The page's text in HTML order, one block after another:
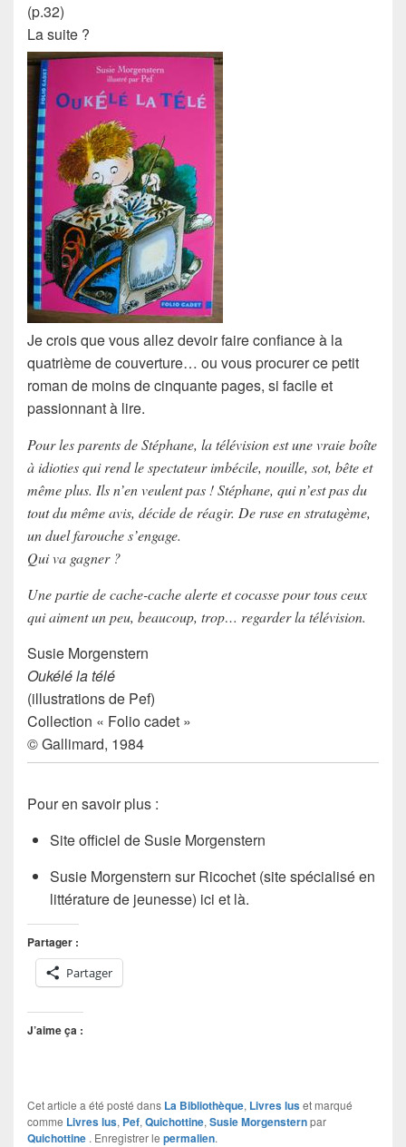
(p.32)
La suite ?
Je crois que vous allez devoir faire confiance à la
quatrième de couverture… ou vous procurer ce petit
roman de moins de cinquante pages, si facile et
passionnant à lire.
Pour les parents de Stéphane, la télévision est une vraie boîte
à idioties qui rend le spectateur imbécile, nouille, sot, bête et
même plus. Ils n’en veulent pas ! Stéphane, qui n’est pas du
tout du même avis, décide de réagir. De ruse en stratagème,
un duel farouche s’engage.
Qui va gagner ?
Une partie de cache-cache alerte et cocasse pour tous ceux
qui aiment un peu, beaucoup, trop… regarder la télévision.
Susie Morgenstern
Oukélé la télé
(illustrations de Pef)
Collection « Folio cadet »
© Gallimard, 1984
Pour en savoir plus :
Site officiel de Susie Morgenstern
Susie Morgenstern surRicochet (site spécialisé en
littérature de jeunesse) ici et là.
Partager :
Partager
J’aime ça :
Cet article a été posté dans La Bibliothèque, Livres luset marqué
comme Livres lus, Pef, Quichottine, Susie Morgensternpar
Quichottine . Enregistrer le permalien.